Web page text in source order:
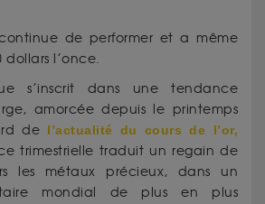
de performer et a même
dollars l’once.
s’inscrit dans une tendance
amorcée depuis le printemps
de l’actualité du cours de l’or,
trimestrielle traduit un regain de
les métaux précieux, dans un
mondial de plus en plus